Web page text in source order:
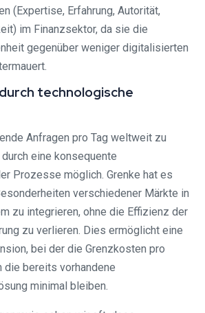
(Expertise, Erfahrung, Autorität,
im Finanzsektor, da sie die
gegenüber weniger digitalisierten
technologische
Anfragen pro Tag weltweit zu
eine konsequente
Prozesse möglich. Grenke hat es
verschiedener Märkte in
zu integrieren, ohne die Effizienz der
zu verlieren. Dies ermöglicht eine
bei der die Grenzkosten pro
die bereits vorhandene
minimal bleiben.